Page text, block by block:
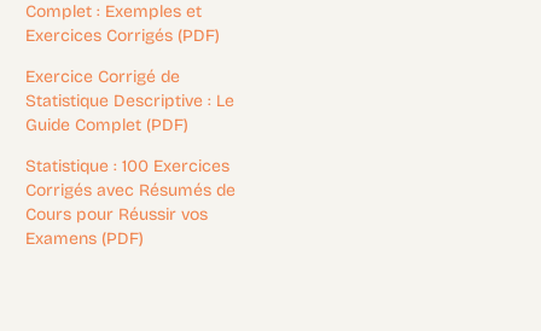
Complet : Exemples et
Exercices Corrigés (PDF)
Exercice Corrigé de
Statistique Descriptive : Le
Guide Complet (PDF)
Statistique : 100 Exercices
Corrigés avec Résumés de
Cours pour Réussir vos
Examens (PDF)